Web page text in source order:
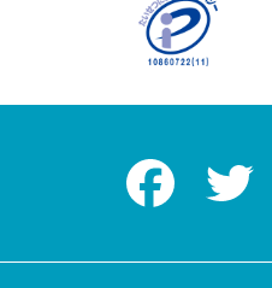
Facebook